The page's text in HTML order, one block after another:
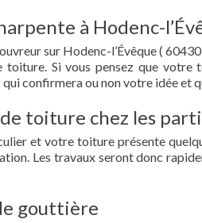
à Hodenc-
sur Hodenc-l’Évêque (
toiture. Si vous pensez que votre
confirmera ou non votre idée et
toiture chez les
et votre toiture présente
Les travaux seront donc
gouttière